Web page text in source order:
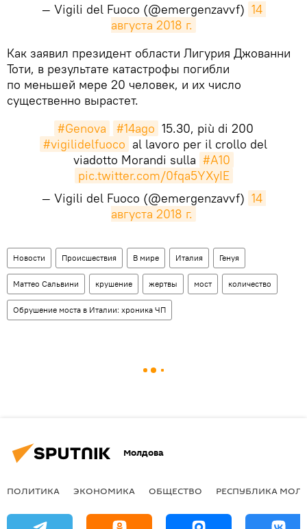
— Vigili del Fuoco (@emergenzavvf) 14
августа 2018 г.
​Как заявил президент области Лигурия Джованни
Тоти, в результате катастрофы погибли
по меньшей мере 20 человек, и их число
существенно вырастет.
#Genova
#14ago 15.30, più di 200
#vigilidelfuoco al lavoro per il crollo del
viadotto Morandi sulla #A10
pic.twitter.com/0fqa5YXyIE
— Vigili del Fuoco (@emergenzavvf) 14
августа 2018 г.
Новости Происшествия В мире Италия Генуя
Маттео Сальвини крушение жертвы мост количество
Обрушение моста в Италии: хроника ЧП
Молдова
ПОЛИТИКА ЭКОНОМИКА ОБЩЕСТВО РЕСПУБЛИКА